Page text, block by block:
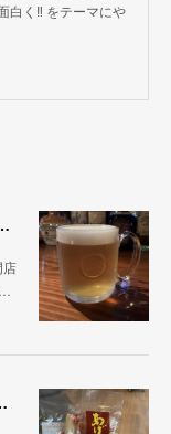
白く‼︎ をテーマにや
改善 ヘナ 美容室 SATO WORK SHOP
店
美容室 SATO WORK SHOP